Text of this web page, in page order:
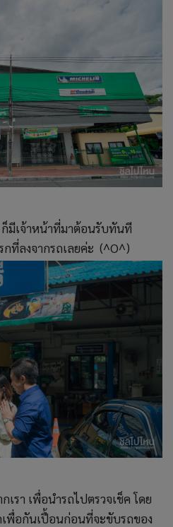
มีเจ้าหน้าที่มาต้อนรับทันที
กที่ลงจากรถเลยค่ะ (^O^)
เรา เพื่อนำรถไปตรวจเช็ค โดย
เพื่อกันเปื้อนก่อนที่จะขับรถของ